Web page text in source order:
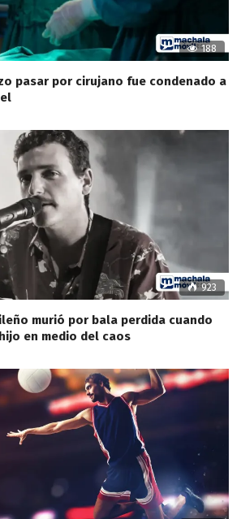
188
pasar por cirujano fue condenado a
923
murió por bala perdida cuando
en medio del caos